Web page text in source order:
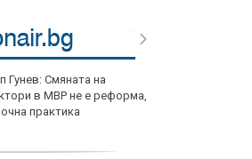
Гунев: Смяната на
в МВР не е реформа,
практика